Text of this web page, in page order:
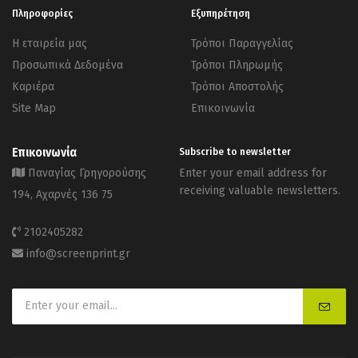
Πληροφορίες
Η εταιρεία μας
Προσωπικά Δεδομένα
Καριέρα
Site Map
Εξυπηρέτηση
Τρόποι Παραγγελίας
Τρόποι Πληρωμής
Τρόποι Αποστολής
Επικοινωνία
Επικοινωνία
Παναγίας Γρηγορούσης
194, Αχαρνές 136 75
2102405282
info@screenprint.gr
Subscribe to newsletter
Enter your email address for
receiving valuable newsletters.